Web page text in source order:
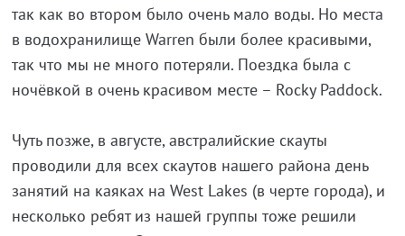
так как во втором было очень мало воды. Но места
в водохранилище Warren были более красивыми,
так что мы не много потеряли. Поездка была с
ночёвкой в очень красивом месте – Rocky Paddock.
Чуть позже, в августе, австралийские скауты
проводили для всех скаутов нашего района день
занятий на каяках на West Lakes (в черте города), и
несколько ребят из нашей группы тоже решили